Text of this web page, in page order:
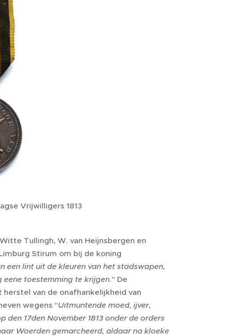
Vrijwilligers 1813
Tullingh, W. van Heijnsbergen en
Stirum om bij de koning
een lint uit de kleuren van het stadswapen,
toestemming te krijgen." De
van de onafhankelijkheid van
wegens "Uitmuntende moed, ijver,
17den November 1813 onder de orders
Woerden gemarcheerd, aldaar na kloeke